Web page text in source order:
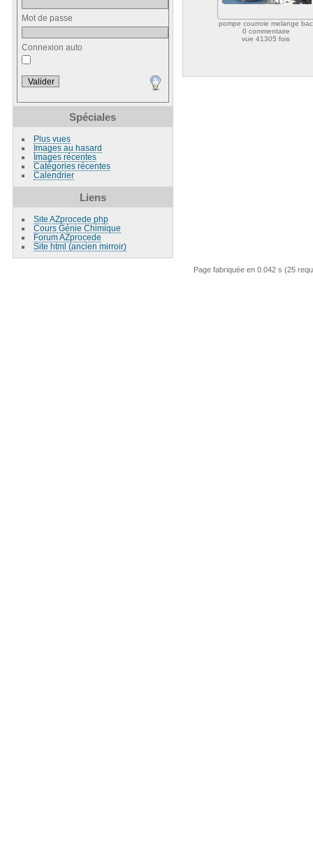
Mot de passe
Connexion auto
Spéciales
Plus vues
Images au hasard
Images récentes
Catégories récentes
Calendrier
Liens
Site AZprocede php
Cours Génie Chimique
Forum AZprocede
Site html (ancien mirroir)
pompe courroie melange bac
0 commentaire
vue 41305 fois
Page fabriquée en 0.042 s (25